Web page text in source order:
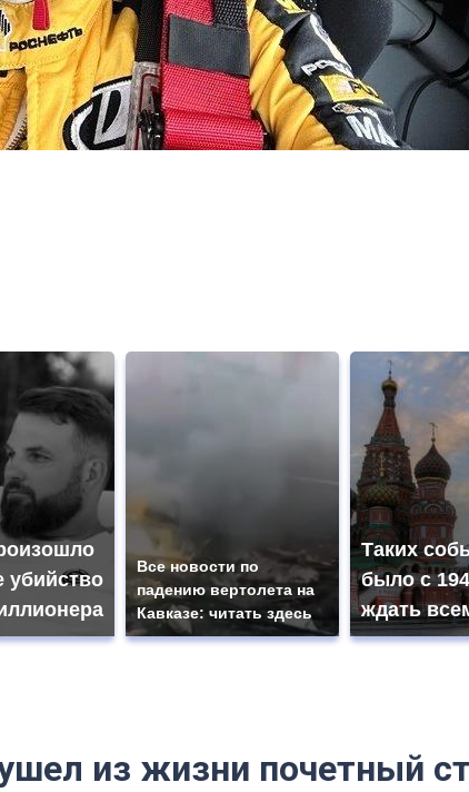
убийство
Все новости по
падению вертолета на
Кавказе: читать здесь
Таких
было с
ждать
из жизни почетный